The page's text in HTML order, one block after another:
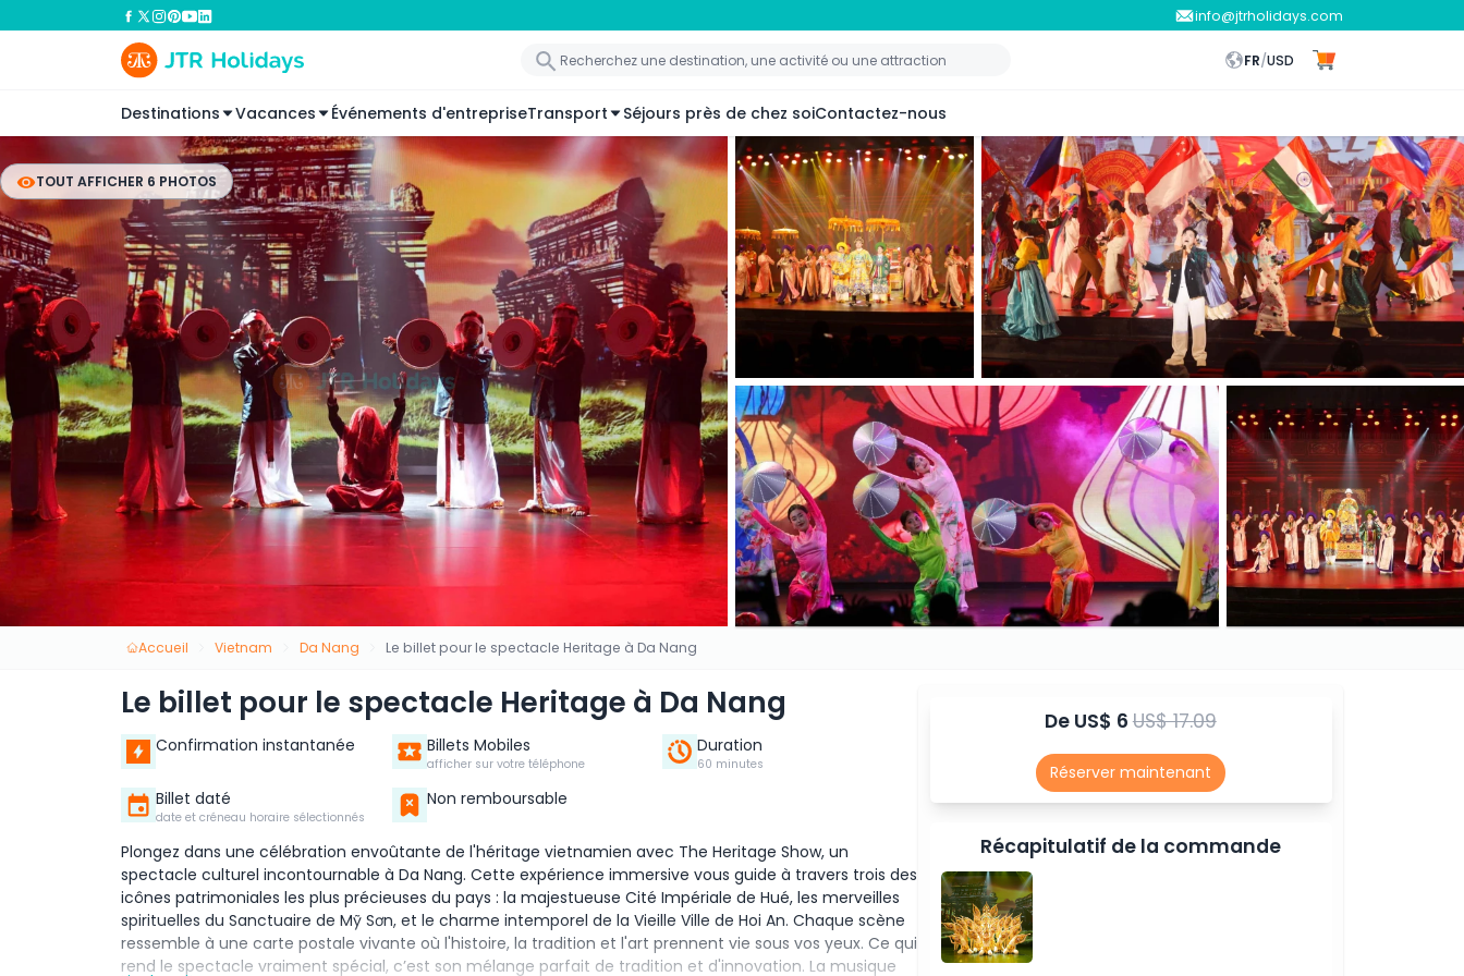
info@jtrholidays.com
FR/USD
Destinations Vacances Événements d'entrepriseTransport Séjours près de chez soiContactez-nous
TOUT AFFICHER 6 PHOTOS
Accueil Vietnam Da Nang Le billet pour le spectacle Heritage à Da Nang
Le billet pour le spectacle Heritage à Da Nang
Confirmation instantanée Billets Mobiles
afficher sur votre téléphone
Duration
60 minutes
Billet daté
date et créneau horaire sélectionnés
Non remboursable
Plongez dans une célébration envoûtante de l'héritage vietnamien avec The Heritage Show, un
spectacle culturel incontournable à Da Nang. Cette expérience immersive vous guide à travers trois des
icônes patrimoniales les plus précieuses du pays : la majestueuse Cité Impériale de Hué, les merveilles
spirituelles du Sanctuaire de Mỹ Sơn, et le charme intemporel de la Vieille Ville de Hoi An. Chaque scène
ressemble à une carte postale vivante où l'histoire, la tradition et l'art prennent vie sous vos yeux. Ce qui
rend le spectacle vraiment spécial, c’est son mélange parfait de tradition et d'innovation. La musique
De US$ 6US$ 17.09
Réserver maintenant
Récapitulatif de la commande